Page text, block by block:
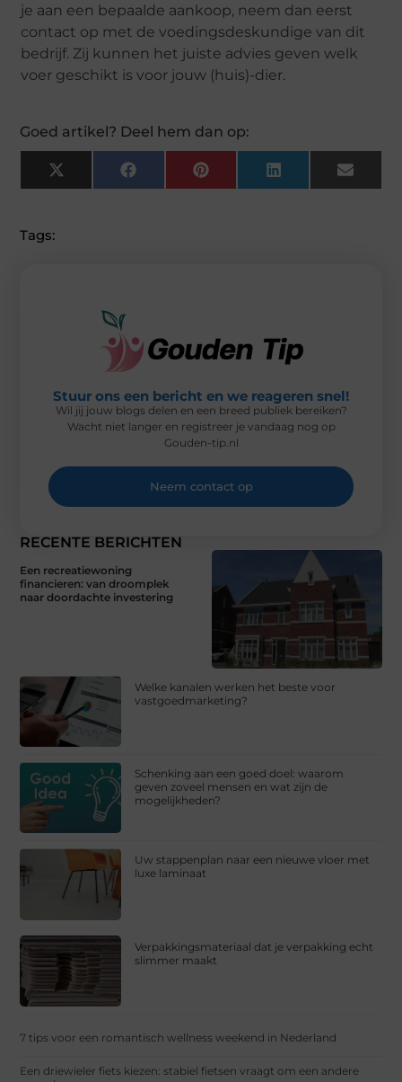
je aan een bepaalde aankoop, neem dan eerst
contact op met de voedingsdeskundige van dit
bedrijf. Zij kunnen het juiste advies geven welk
voer geschikt is voor jouw (huis)-dier.
Goed artikel? Deel hem dan op:
X
(
F
A
P
I
L
I
E
M
Tags:
RECENTE BERICHTEN
Een recreatiewoning
financieren: van droomplek
naar doordachte investering
Welke kanalen werken het beste voor
vastgoedmarketing?
Schenking aan een goed doel: waarom
geven zoveel mensen en wat zijn de
mogelijkheden?
Uw stappenplan naar een nieuwe vloer met
luxe laminaat
Verpakkingsmateriaal dat je verpakking echt
slimmer maakt
7 tips voor een romantisch wellness weekend in Nederland
Een driewieler fiets kiezen: stabiel fietsen vraagt om een andere
Stuur ons een bericht en we reageren snel!
Wil jij jouw blogs delen en een breed publiek bereiken?
Wacht niet langer en registreer je vandaag nog op
Gouden-tip.nl
Neem contact op